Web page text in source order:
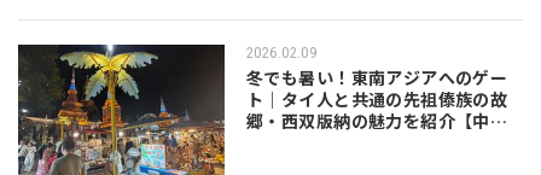
2026.02.09
冬でも暑い！東南アジアへのゲー
ト｜タイ人と共通の先祖傣族の故
郷・西双版納の魅力を紹介【中